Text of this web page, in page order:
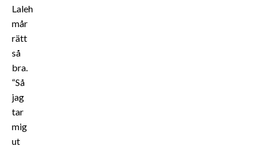
Laleh
mår
rätt
så
bra.
“Så
jag
tar
mig
ut